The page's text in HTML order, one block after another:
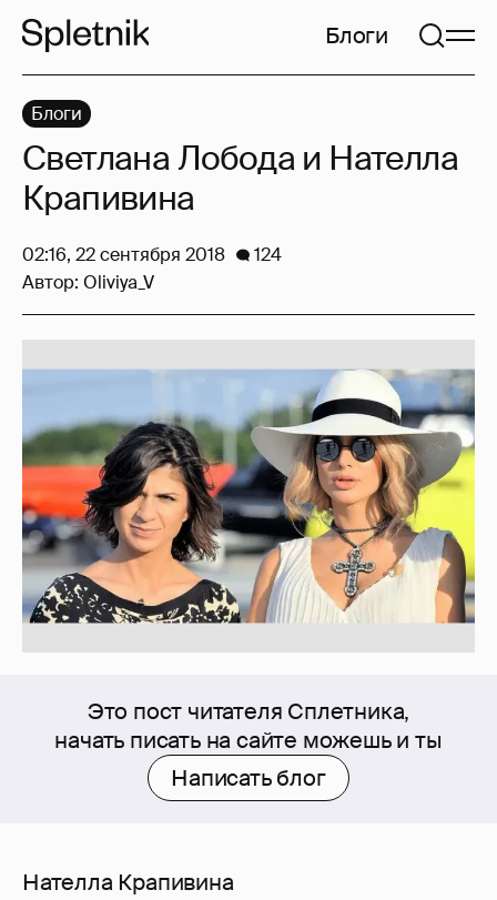
Блоги
Это пост читателя Сплетника,
начать писать на сайте можешь и ты
Написать блог
Нателла Крапивина
Блоги
Светлана Лобода и Нателла
Крапивина
02:16, 22 сентября 2018
124
Автор: Oliviya_V